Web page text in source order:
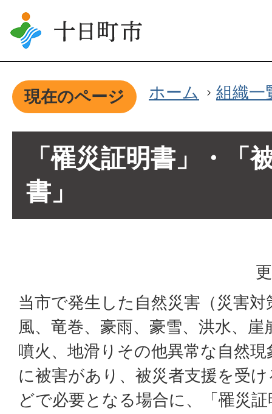
現在のページ ホーム 組織一
「罹災証明書」・「
書」
当市で発生した自然災害（災害
風、竜巻、豪雨、豪雪、洪水、
噴火、地滑りその他異常な自然
に被害があり、被災者支援を受
どで必要となる場合に、「罹災